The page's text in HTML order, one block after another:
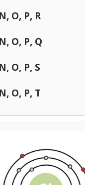
O, P, R
O, P, Q
O, P, S
O, P, T